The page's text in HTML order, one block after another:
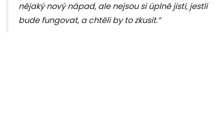
nějaký nový nápad, ale nejsou si úplně jisti, jestli
bude fungovat, a chtěli by to zkusit.”